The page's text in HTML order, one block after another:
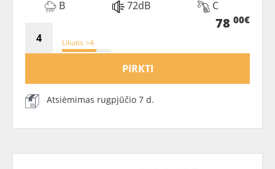
B
72dB C
Likutis >4
78 00€
PIRKTI
Atsiėmimas rugpjūčio 7 d.